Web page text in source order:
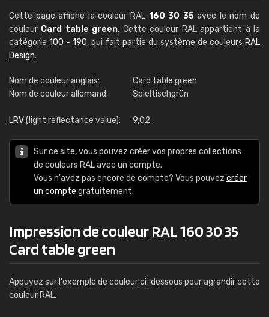
Cette page affiche la couleur RAL 160 30 35avec le nom de
couleur Card table green. Cette couleur RAL appartient à la
catégorie 100 - 190, qui fait partie du système de couleurs RAL
Design.
Nom de couleur anglais:
Card table green
Nom de couleur allemand:
Spieltischgrün
LRV(light reflectance value): 9,02
Sur ce site, vous pouvez créer vos propres collections
de couleurs RAL avec un compte.
Vous n'avez pas encore de compte? Vous pouvez créer
un compte gratuitement.
Impression de couleur RAL 160 30 35
Card table green
Appuyez sur l'exemple de couleur ci-dessous pour agrandir cette
couleur RAL: